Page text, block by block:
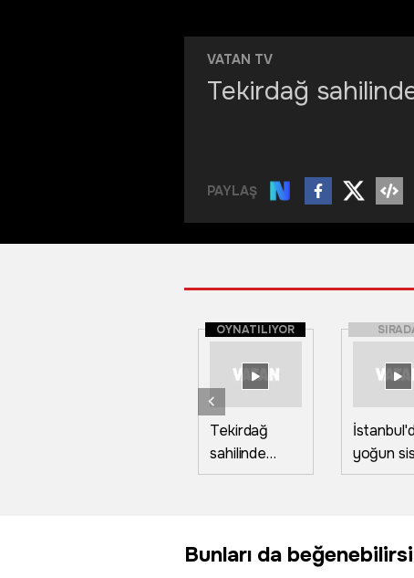
VATAN TV
Tekirdağ
PAYLAŞ
OYNATILIYOR
Tekirdağ
sahilinde
dikkat çeken
yoğun
Boğaz
Bunları da